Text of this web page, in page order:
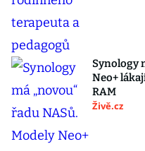
Synology
Neo+
RAM
Živě.cz